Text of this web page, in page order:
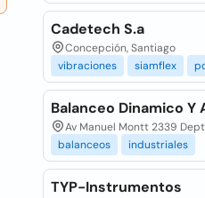
Cadetech S.a
Concepción, Santiago
vibraciones
siamflex
Balanceo Dinamico Y
Av Manuel Montt 2339
balanceos
industriales
TYP-Instrumentos